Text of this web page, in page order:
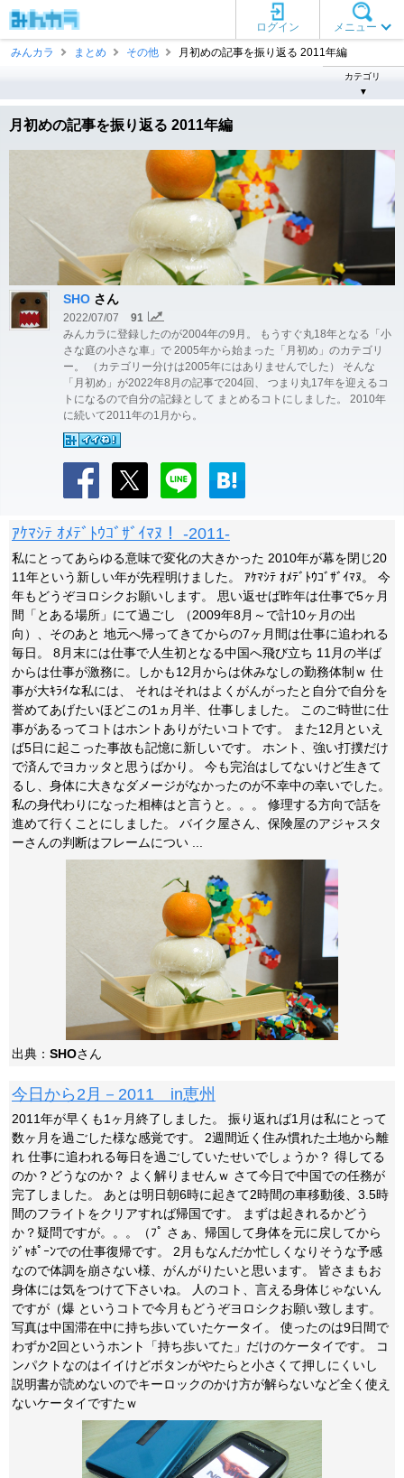
メニュー
ログイン
みんカラ
まとめ その他 月初めの記事を振り返る 2011年編
カテゴリ
▼
月初めの記事を振り返る 2011年編
SHO さん
2022/07/07
91
みんカラに登録したのが2004年の9月。 もうすぐ丸18年となる「小
さな庭の小さな車」で 2005年から始まった「月初め」のカテゴリ
ー。 （カテゴリー分けは2005年にはありませんでした） そんな
「月初め」が2022年8月の記事で204回、 つまり丸17年を迎えるコ
トになるので自分の記録として まとめるコトにしました。 2010年
に続いて2011年の1月から。
ｱｹﾏｼﾃ ｵﾒﾃﾞﾄｳｺﾞｻﾞｲﾏﾇ！ -2011-
私にとってあらゆる意味で変化の大きかった 2010年が幕を閉じ20
11年という新しい年が先程明けました。 ｱｹﾏｼﾃ ｵﾒﾃﾞﾄｳｺﾞｻﾞｲﾏﾇ。 今
年もどうぞヨロシクお願いします。 思い返せば昨年は仕事で5ヶ月
間「とある場所」にて過ごし （2009年8月～で計10ヶ月の出
向）、そのあと 地元へ帰ってきてからの7ヶ月間は仕事に追われる
毎日。 8月末には仕事で人生初となる中国へ飛び立ち 11月の半ば
からは仕事が激務に。しかも12月からは休みなしの勤務体制ｗ 仕
事が大ｷﾗｲな私には、 それはそれはよくがんがったと自分で自分を
誉めてあげたいほどこの1ヵ月半、仕事しました。 このご時世に仕
事があるってコトはホントありがたいコトです。 また12月といえ
ば5日に起こった事故も記憶に新しいです。 ホント、強い打撲だけ
で済んでヨカッタと思うばかり。 今も完治はしてないけど生きて
るし、身体に大きなダメージがなかったのが不幸中の幸いでした。
私の身代わりになった相棒はと言うと。。。 修理する方向で話を
進めて行くことにしました。 バイク屋さん、保険屋のアジャスタ
ーさんの判断はフレームについ ...
出典： SHOさん
今日から2月－2011 in恵州
2011年が早くも1ヶ月終了しました。 振り返れば1月は私にとって
数ヶ月を過ごした様な感覚です。 2週間近く住み慣れた土地から離
れ 仕事に追われる毎日を過ごしていたせいでしょうか？ 得してる
のか？どうなのか？ よく解りませんｗ さて今日で中国での任務が
完了しました。 あとは明日朝6時に起きて2時間の車移動後、3.5時
間のフライトをクリアすれば帰国です。 まずは起きれるかどう
か？疑問ですが。。。（ﾌﾟ さぁ、帰国して身体を元に戻してから
ｼﾞｬﾎﾟｰﾝでの仕事復帰です。 2月もなんだか忙しくなりそうな予感
なので体調を崩さない様、がんがりたいと思います。 皆さまもお
身体には気をつけて下さいね。 人のコト、言える身体じゃないん
ですが（爆 というコトで今月もどうぞヨロシクお願い致します。
写真は中国滞在中に持ち歩いていたケータイ。 使ったのは9日間で
わずか2回というホント「持ち歩いてた」だけのケータイです。 コ
ンパクトなのはイイけどボタンがやたらと小さくて押しにくいし
説明書が読めないのでキーロックのかけ方が解らないなど全く使え
ないケータイですたｗ